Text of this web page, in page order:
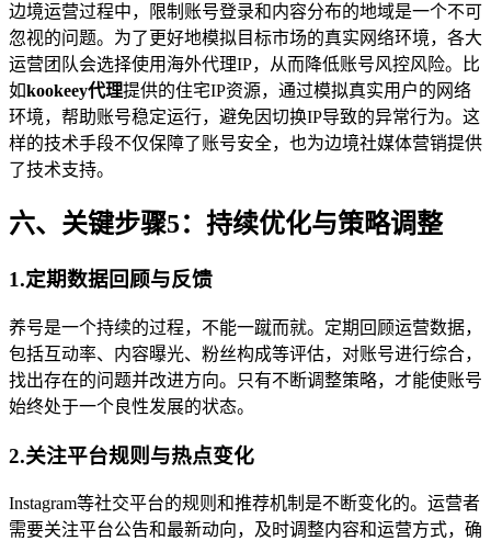
边境运营过程中，限制账号登录和内容分布的地域是一个不可
忽视的问题。为了更好地模拟目标市场的真实网络环境，各大
运营团队会选择使用海外代理IP，从而降低账号风控风险。比
如kookeey代理提供的住宅IP资源，通过模拟真实用户的网络
环境，帮助账号稳定运行，避免因切换IP导致的异常行为。这
样的技术手段不仅保障了账号安全，也为边境社媒体营销提供
了技术支持。
六、关键步骤5：持续优化与策略调整
1.定期数据回顾与反馈
养号是一个持续的过程，不能一蹴而就。定期回顾运营数据，
包括互动率、内容曝光、粉丝构成等评估，对账号进行综合，
找出存在的问题并改进方向。只有不断调整策略，才能使账号
始终处于一个良性发展的状态。
2.关注平台规则与热点变化
Instagram等社交平台的规则和推荐机制是不断变化的。运营者
需要关注平台公告和最新动向，及时调整内容和运营方式，确